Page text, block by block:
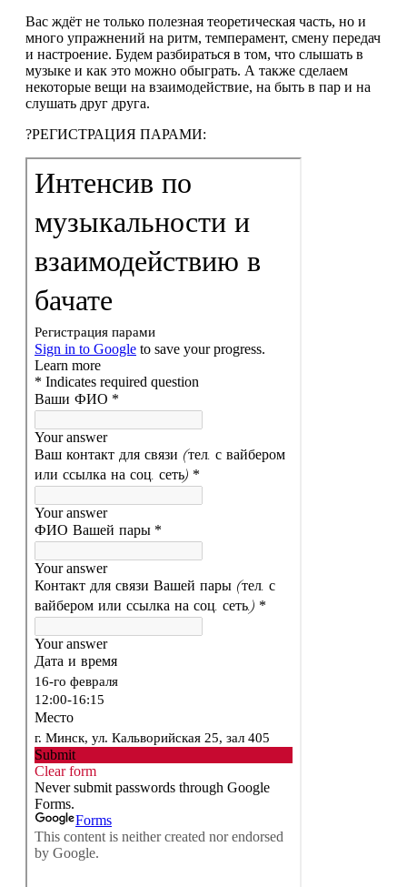
Вас ждёт не только полезная теоретическая часть, но и
много упражнений на ритм, темперамент, смену передач
и настроение. Будем разбираться в том, что слышать в
музыке и как это можно обыграть. А также сделаем
некоторые вещи на взаимодействие, на быть в пар и на
слушать друг друга.
?РЕГИСТРАЦИЯ ПАРАМИ: